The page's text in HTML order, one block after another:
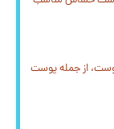
از جمله پوست